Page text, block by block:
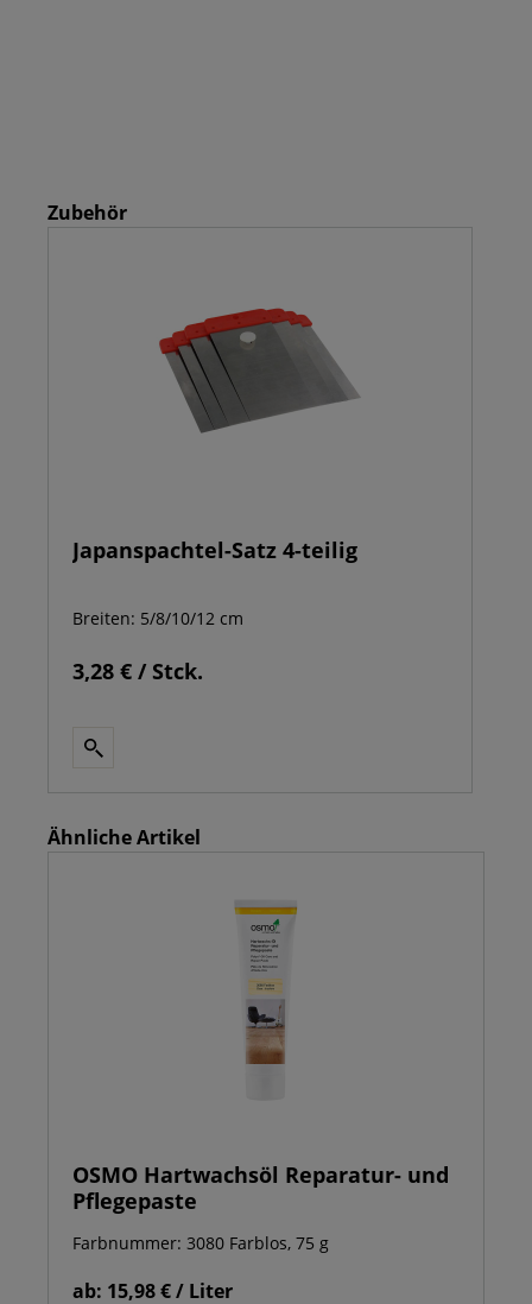
Zubehör
Japanspachtel-Satz 4-teilig
Breiten: 5/8/10/12 cm
3,28 € / Stck.
Ähnliche Artikel
OSMO Hartwachsöl Reparatur- und
Pflegepaste
Farbnummer: 3080 Farblos, 75 g
ab: 15,98 € / Liter